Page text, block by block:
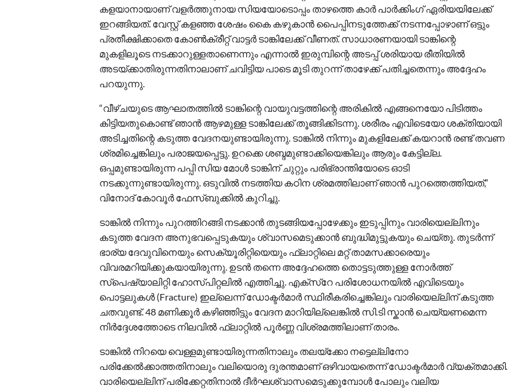
കളയാനായാണ് വളർത്തുനായ സിയയോടൊപ്പം താഴത്തെ കാർ പാർക്കിംഗ് ഏരിയയിലേക്ക്
ഇറങ്ങിയത്. വേസ്റ്റ് കളഞ്ഞ ശേഷം കൈ കഴുകാൻ പൈപ്പിനടുത്തേക്ക് നടന്നപ്പോഴാണ് ഒട്ടും
പ്രതീക്ഷിക്കാതെ കോൺക്രീറ്റ് വാട്ടർ ടാങ്കിലേക്ക് വീണത്. സാധാരണയായി ടാങ്കിന്റെ
മുകളിലൂടെ നടക്കാറുള്ളതാണെന്നും എന്നാൽ ഇരുമ്പിന്റെ അടപ്പ് ശരിയായ രീതിയിൽ
അടയ്ക്കാതിരുന്നതിനാലാണ് ചവിട്ടിയ പാടെ മൂടി തുറന്ന് താഴേക്ക് പതിച്ചതെന്നും അദ്ദേഹം
പറയുന്നു.
“വീഴ്ചയുടെ ആഘാതത്തിൽ ടാങ്കിന്റെ വായുവട്ടത്തിന്റെ അരികിൽ എങ്ങനെയോ പിടിത്തം
കിട്ടിയതുകൊണ്ട് ഞാൻ ആഴമുള്ള ടാങ്കിലേക്ക് തൂങ്ങിക്കിടന്നു. ശരീരം എവിടെയോ ശക്തിയായി
അടിച്ചതിന്റെ കടുത്ത വേദനയുണ്ടായിരുന്നു. ടാങ്കിൽ നിന്നും മുകളിലേക്ക് കയറാൻ രണ്ട് തവണ
ശ്രമിച്ചെങ്കിലും പരാജയപ്പെട്ടു. ഉറക്കെ ശബ്ദമുണ്ടാക്കിയെങ്കിലും ആരും കേട്ടില്ല.
ഒപ്പമുണ്ടായിരുന്ന പപ്പി സിയ മോൾ ടാങ്കിന് ചുറ്റും പരിഭ്രാന്തിയോടെ ഓടി
നടക്കുന്നുണ്ടായിരുന്നു. ഒടുവിൽ നടത്തിയ കഠിന ശ്രമത്തിലാണ് ഞാൻ പുറത്തെത്തിയത്,”
വിനോദ് കോവൂർ ഫേസ്ബുക്കിൽ കുറിച്ചു.
ടാങ്കിൽ നിന്നും പുറത്തിറങ്ങി നടക്കാൻ തുടങ്ങിയപ്പോഴേക്കും ഇടുപ്പിനും വാരിയെല്ലിനും
കടുത്ത വേദന അനുഭവപ്പെടുകയും ശ്വാസമെടുക്കാൻ ബുദ്ധിമുട്ടുകയും ചെയ്തു. തുടർന്ന്
ഭാര്യ ദേവുവിനെയും സെക്യൂരിറ്റിയെയും ഫ്ലാറ്റിലെ മറ്റ് താമസക്കാരെയും
വിവരമറിയിക്കുകയായിരുന്നു. ഉടൻ തന്നെ അദ്ദേഹത്തെ തൊട്ടടുത്തുള്ള നോർത്ത്
സ്പെഷ്യാലിറ്റി ഹോസ്പിറ്റലിൽ എത്തിച്ചു. എക്സ്റേ പരിശോധനയിൽ എവിടെയും
പൊട്ടലുകൾ (Fracture) ഇല്ലെന്ന് ഡോക്ടർമാർ സ്ഥിരീകരിച്ചെങ്കിലും വാരിയെല്ലിന് കടുത്ത
ചതവുണ്ട്. 48 മണിക്കൂർ കഴിഞ്ഞിട്ടും വേദന മാറിയില്ലെങ്കിൽ സി.ടി സ്കാൻ ചെയ്യണമെന്ന
നിർദ്ദേശത്തോടെ നിലവിൽ ഫ്ലാറ്റിൽ പൂർണ്ണ വിശ്രമത്തിലാണ് താരം.
ടാങ്കിൽ നിറയെ വെള്ളമുണ്ടായിരുന്നതിനാലും തലയ്ക്കോ നട്ടെല്ലിനോ
പരിക്കേൽക്കാത്തതിനാലും വലിയൊരു ദുരന്തമാണ് ഒഴിവായതെന്ന് ഡോക്ടർമാർ വ്യക്തമാക്കി.
വാരിയെല്ലിന് പരിക്കേറ്റതിനാൽ ദീർഘശ്വാസമെടുക്കുമ്പോൾ പോലും വലിയ